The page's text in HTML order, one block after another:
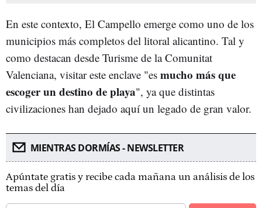
En este contexto, El Campello emerge como uno de los
municipios más completos del litoral alicantino. Tal y
como destacan desde Turisme de la Comunitat
Valenciana, visitar este enclave "es mucho más que
escoger un destino de playa", ya que distintas
civilizaciones han dejado aquí un legado de gran valor.
MIENTRAS DORMÍAS - NEWSLETTER
Apúntate gratis y recibe cada mañana un análisis de los
temas del día